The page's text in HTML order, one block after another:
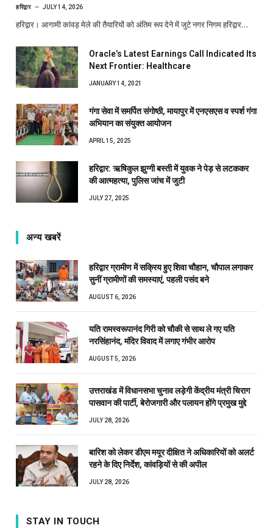
हरिद्वार JULY 14, 2026
हरिद्वार। आगामी कांवड़ मेले की तैयारियों को अंतिम रूप देने में जुटे नगर निगम हरिद्वार…
Oracle’s Latest Earnings Call Indicated Its
Next Frontier: Healthcare
JANUARY 14, 2021
गंगा सेवा में समर्पित संगोष्ठी, मायापुर में एनएसएस व स्पर्श गंगा
अभियान का संयुक्त आयोजन
APRIL 15, 2025
हरिद्वार: ऋषिकुल झुग्गी बस्ती में युवक ने पेड़ से लटककर
की आत्महत्या, पुलिस जांच में जुटी
JULY 27, 2025
अन्य खबरें
हरिद्वार ग्रामीण में सक्रिय हुए शिवा चौहान, चौपाल लगाकर
सुनीं ग्रामीणों की समस्याएं, पहली पसंद बने
AUGUST 6, 2026
यति रामस्वरूपानंद गिरी को चौकी से साथ ले गए यति
नरसिंहानंद, मंदिर विवाद में लगाए गंभीर आरोप
AUGUST 5, 2026
उत्तराखंड में विधानसभा चुनाव लड़ेगी केंद्रीय मंत्री चिराग
पासवान की पार्टी, बेरोजगारी और पलायन होंगे प्रमुख मुद्दे
JULY 28, 2026
बारिश को लेकर डीएम मयूर दीक्षित ने अधिकारियों को अलर्ट
रहने के दिए निर्देश, कांवड़ियों से की अपील
JULY 28, 2026
STAY IN TOUCH